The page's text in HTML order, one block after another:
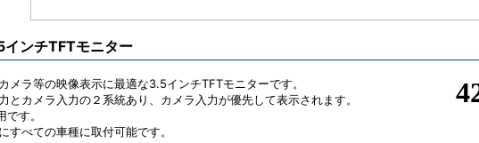
ンチTFTモニター
メラ等の映像表示に最適な3.5インチTFTモニターです。
とカメラ入力の２系統あり、カメラ入力が優先して表示されます。
す。
すべての車種に取付可能です。